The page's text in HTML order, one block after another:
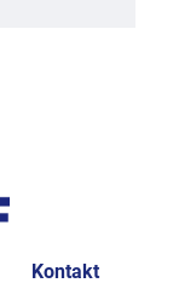
Kontakt